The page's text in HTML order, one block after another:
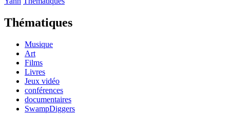
Thématiques
Musique
Art
Films
Livres
Jeux vidéo
conférences
documentaires
SwampDiggers